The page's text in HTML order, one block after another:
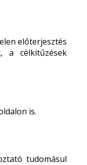
előterjesztés
a célkitűzések
is.
tudomásul